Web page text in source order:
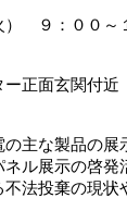
） ９：００～
ー正面玄関付近
主な製品の展
ル展示の啓発
法投棄の現状